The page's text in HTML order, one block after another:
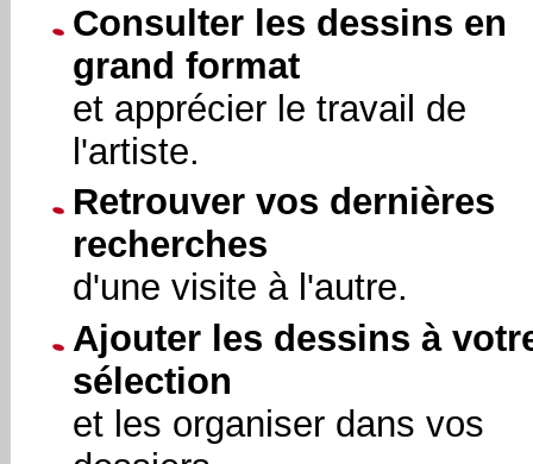
Consulter les dessins en
grand format
et apprécier le travail de
l'artiste.
Retrouver vos dernières
recherches
d'une visite à l'autre.
Ajouter les dessins à
sélection
et les organiser dans vos